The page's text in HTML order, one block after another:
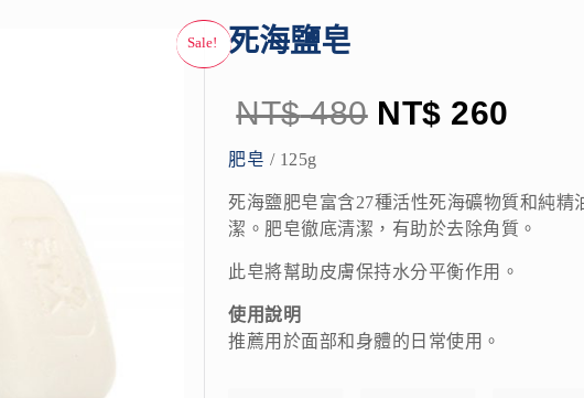
死海鹽皂
NT$480 NT$ 260
肥皂 / 125g
死海鹽肥皂富含27種活性死海礦物質和純精
潔。肥皂徹底清潔，有助於去除角質。
此皂將幫助皮膚保持水分平衡作用。
使用說明
推薦用於面部和身體的日常使用。